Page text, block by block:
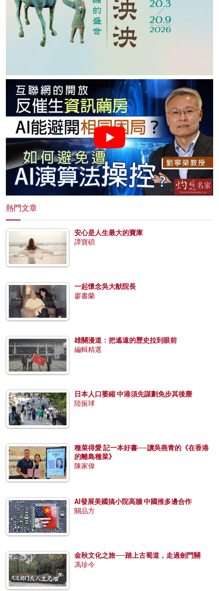
熱門文章
安心是人生最大的寶庫
譚寶碩
一起懷念吳大猷院長
廖書蘭
雄關漫道：把遙遠的歷史拉到眼前
編輯精選
日本人口萎縮 中港須先謀劃免步其後塵
陸振球
種菜得愛 記一本好書──讀吳燕青的《在香港
的離島種菜》
陳家偉
AI發展美國搞小院高牆 中國推多邊合作
關品方
金秋文化之旅──踏上古蜀道，走過劍門關
馮珍今